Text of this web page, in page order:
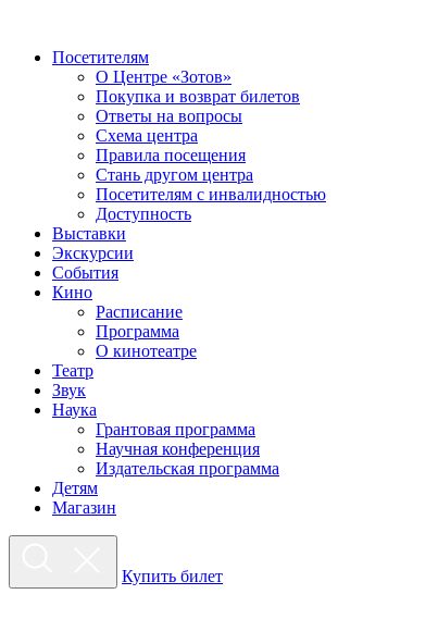
Посетителям
О Центре «Зотов»
Покупка и возврат билетов
Ответы на вопросы
Схема центра
Правила посещения
Стань другом центра
Посетителям с инвалидностью
Доступность
Выставки
Экскурсии
События
Кино
Расписание
Программа
О кинотеатре
Театр
Звук
Наука
Грантовая программа
Научная конференция
Издательская программа
Детям
Магазин
Купить билет